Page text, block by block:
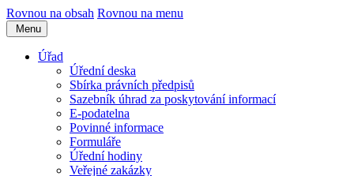
Rovnou na obsah Rovnou na menu
Menu
Úřad
Úřední deska
Sbírka právních předpisů
Sazebník úhrad za poskytování informací
E-podatelna
Povinné informace
Formuláře
Úřední hodiny
Veřejné zakázky